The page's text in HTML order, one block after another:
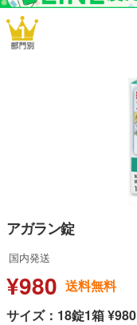
アガラン錠
国内発送
¥980 送料無料
サイズ：18錠1箱 ¥980